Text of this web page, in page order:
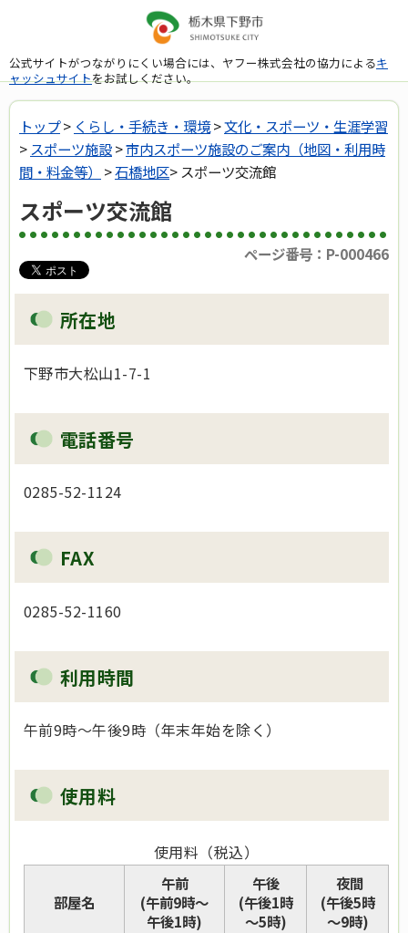
公式サイトがつながりにくい場合には、ヤフー株式会社の協力によるキ
ャッシュサイトをお試しください。
トップ> くらし・手続き・環境>文化・スポーツ・生涯学習
> スポーツ施設>市内スポーツ施設のご案内（地図・利用時
間・料金等）
>石橋地区> スポーツ交流館
スポーツ交流館
ページ番号：P-000466
所在地
下野市大松山1-7-1
電話番号
0285-52-1124
FAX
0285-52-1160
利用時間
午前9時～午後9時（年末年始を除く）
使用料
使用料（税込）
部屋名
午前
(午前9時～
午後1時)
午後
(午後1時
～5時)
夜間
(午後5時
～9時)